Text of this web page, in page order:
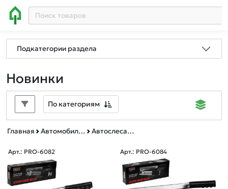
Подкатегории раздела
Новинки
По категориям
Главная Автомобильные товары, инструменты Автослесарный инструмент
Арт.: PRO-6082 Арт.: PRO-6084